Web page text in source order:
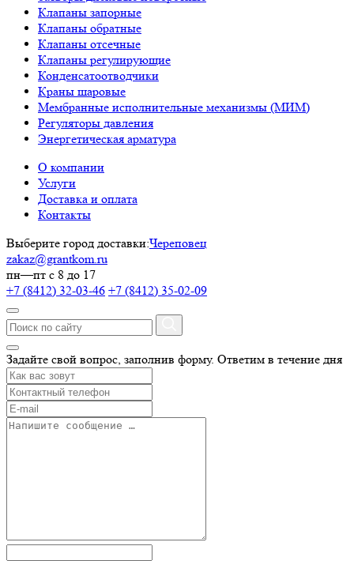
Клапаны запорные
Клапаны обратные
Клапаны отсечные
Клапаны регулирующие
Конденсатоотводчики
Краны шаровые
Мембранные исполнительные механизмы (МИМ)
Регуляторы давления
Энергетическая арматура
О компании
Услуги
Доставка и оплата
Контакты
Выберите город доставки:Череповец
zakaz@grantkom.ru
пн—пт с 8 до 17
+7 (8412) 32-03-46 +7 (8412) 35-02-09
Задайте свой вопрос, заполнив форму. Ответим в течение дня